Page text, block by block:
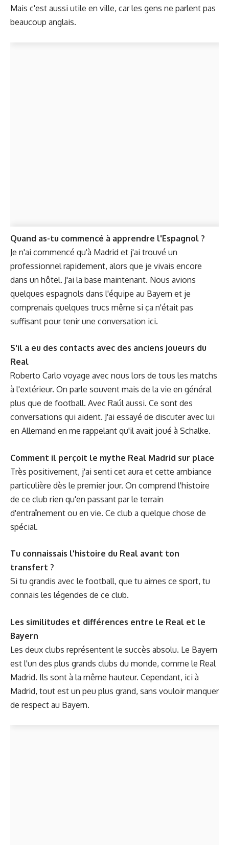
Mais c'est aussi utile en ville, car les gens ne parlent pas
beaucoup anglais.
Quand as-tu commencé à apprendre l'Espagnol ?
Je n'ai commencé qu'à Madrid et j'ai trouvé un
professionnel rapidement, alors que je vivais encore
dans un hôtel. J'ai la base maintenant. Nous avions
quelques espagnols dans l'équipe au Bayern et je
comprenais quelques trucs même si ça n'était pas
suffisant pour tenir une conversation ici.
S'il a eu des contacts avec des anciens joueurs du
Real
Roberto Carlo voyage avec nous lors de tous les matchs
à l'extérieur. On parle souvent mais de la vie en général
plus que de football. Avec Raúl aussi. Ce sont des
conversations qui aident. J'ai essayé de discuter avec lui
en Allemand en me rappelant qu'il avait joué à Schalke.
Comment il perçoit le mythe Real Madrid sur place
Très positivement, j'ai senti cet aura et cette ambiance
particulière dès le premier jour. On comprend l'histoire
de ce club rien qu'en passant par le terrain
d'entraînement ou en vie. Ce club a quelque chose de
spécial.
Tu connaissais l'histoire du Real avant ton
transfert ?
Si tu grandis avec le football, que tu aimes ce sport, tu
connais les légendes de ce club.
Les similitudes et différences entre le Real et le
Bayern
Les deux clubs représentent le succès absolu. Le Bayern
est l'un des plus grands clubs du monde, comme le Real
Madrid. Ils sont à la même hauteur. Cependant, ici à
Madrid, tout est un peu plus grand, sans vouloir manquer
de respect au Bayern.